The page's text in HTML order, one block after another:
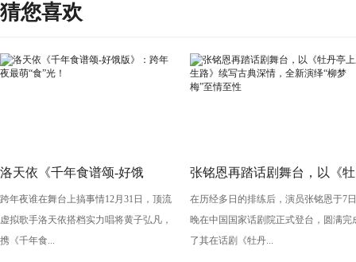
猜您喜欢
洛天依《千年食谱颂-好饿
版》：跨年夜最萌“食”光！
跨年夜谁在舞台上搞事情12月31日，顶流
虚拟歌手洛天依搭档实力唱将黄子弘凡，
携《千年食...
张铭恩再踏话剧舞台，以《牡
丹亭上三生路》续写古典深
情，全新演绎“柳梦梅”至情至
在历经多日的排练后，演员张铭恩于7日
晚在中国国家话剧院正式登台，圆满完
了其在话剧《牡丹...